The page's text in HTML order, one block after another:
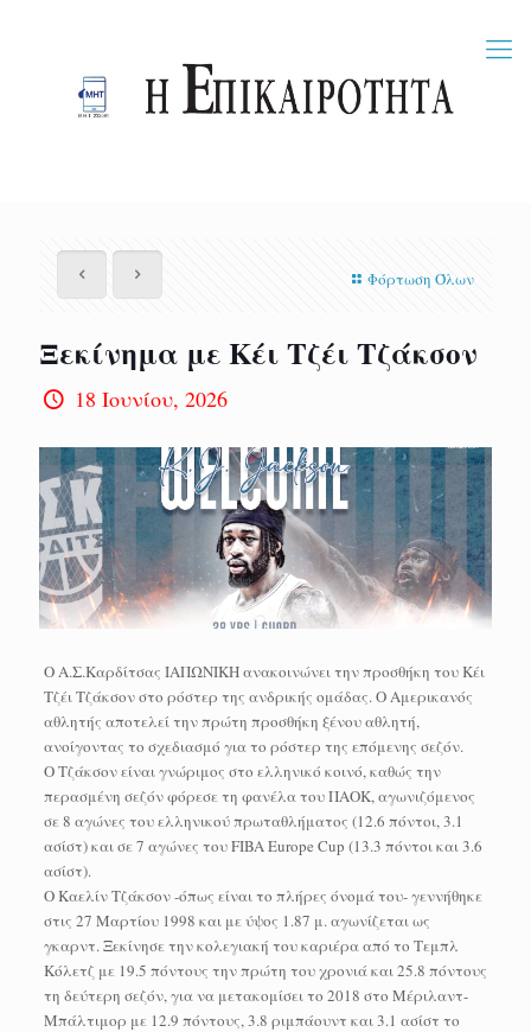
Φόρτωση Όλων
Ξεκίνημα με Κέι Τζέι Τζάκσον
18 Ιουνίου, 2026
Ο Α.Σ.Καρδίτσας ΙΑΠΩΝΙΚΗ ανακοινώνει την προσθήκη του Κέι
Τζέι Τζάκσον στο ρόστερ της ανδρικής ομάδας. Ο Αμερικανός
αθλητής αποτελεί την πρώτη προσθήκη ξένου αθλητή,
ανοίγοντας το σχεδιασμό για το ρόστερ της επόμενης σεζόν.
Ο Τζάκσον είναι γνώριμος στο ελληνικό κοινό, καθώς την
περασμένη σεζόν φόρεσε τη φανέλα του ΠΑΟΚ, αγωνιζόμενος
σε 8 αγώνες του ελληνικού πρωταθλήματος (12.6 πόντοι, 3.1
ασίστ) και σε 7 αγώνες του FIBA Europe Cup (13.3 πόντοι και 3.6
ασίστ).
Ο Καελίν Τζάκσον -όπως είναι το πλήρες όνομά του- γεννήθηκε
στις 27 Μαρτίου 1998 και με ύψος 1.87 μ. αγωνίζεται ως
γκαρντ. Ξεκίνησε την κολεγιακή του καριέρα από το Τεμπλ
Κόλετζ με 19.5 πόντους την πρώτη του χρονιά και 25.8 πόντους
τη δεύτερη σεζόν, για να μετακομίσει το 2018 στο Μέριλαντ-
Μπάλτιμορ με 12.9 πόντους, 3.8 ριμπάουντ και 3.1 ασίστ το